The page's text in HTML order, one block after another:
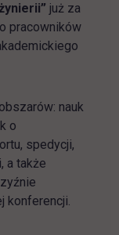
już za
pracowników
nauk
o
spedycji,
a także
konferencji.